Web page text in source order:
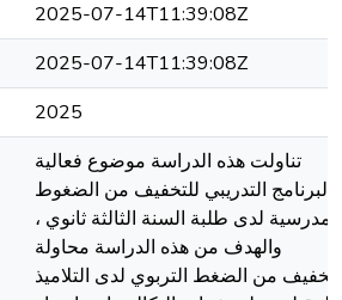
2025-07-14T11:39:08Z
2025-07-14T11:39:08Z
2025
تناولت هذه الدراسة موضوع فعالية
البرنامج التدريبي للتخفيف من الضغوط
المدرسية لدى طلبة السنة الثالثة ثانوي ،
والهدف من هذه الدراسة محاولة
من الضغط التربوي لدى التلاميذ